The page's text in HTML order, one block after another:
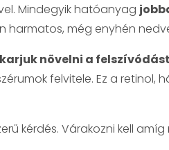
Mindegyik hatóanyag
harmatos, még enyhén
növelni a
felvitele. Ez a retinol,
kérdés. Várakozni kell amíg